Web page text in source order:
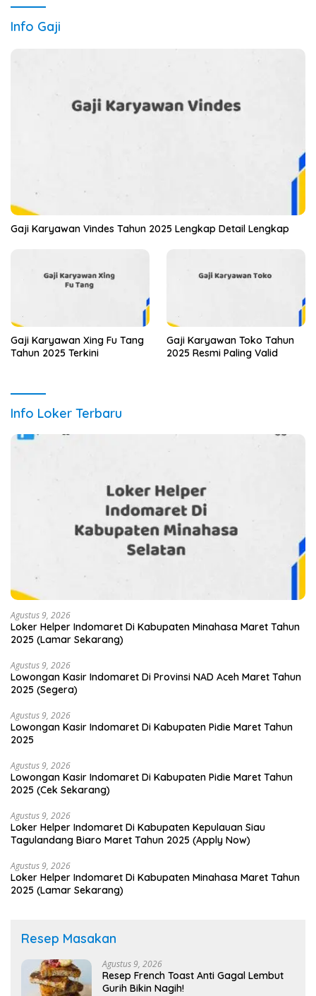
Info Gaji
Gaji Karyawan Vindes Tahun 2025 Lengkap Detail Lengkap
Gaji Karyawan Xing Fu Tang
Tahun 2025 Terkini
Gaji Karyawan Toko Tahun
2025 Resmi Paling Valid
Info Loker Terbaru
Agustus 9, 2026
Loker Helper Indomaret Di Kabupaten Minahasa Maret Tahun
2025 (Lamar Sekarang)
Agustus 9, 2026
Lowongan Kasir Indomaret Di Provinsi NAD Aceh Maret Tahun
2025 (Segera)
Agustus 9, 2026
Lowongan Kasir Indomaret Di Kabupaten Pidie Maret Tahun
2025
Agustus 9, 2026
Lowongan Kasir Indomaret Di Kabupaten Pidie Maret Tahun
2025 (Cek Sekarang)
Agustus 9, 2026
Loker Helper Indomaret Di Kabupaten Kepulauan Siau
Tagulandang Biaro Maret Tahun 2025 (Apply Now)
Agustus 9, 2026
Loker Helper Indomaret Di Kabupaten Minahasa Maret Tahun
2025 (Lamar Sekarang)
Resep Masakan
Agustus 9, 2026
Resep French Toast Anti Gagal Lembut
Gurih Bikin Nagih!